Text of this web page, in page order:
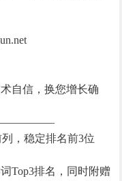
自信，换您增长确
，稳定排名前3位
Top3排名，同时附赠